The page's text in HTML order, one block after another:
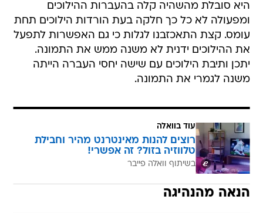
היא סובלת מהשהיה קלה בהעברות ההילוכים
ומפעולה לא כל כך חלקה בעת הורדות הילוכים תחת
עומס. קצת התאכזבנו לגלות כי גם האפשרות לתפעל
את ההילוכים ידנית לא משנה ממש את התמונה.
יתכן ותיבת הילוכים עם שישה יחסי העברה הייתה
משנה לגמרי את התמונה.
עוד בוואלה
רוצים להנות מאינטרנט מהיר וחבילת
טלווזיה בזול? זה אפשרי!
בשיתוף וואלה פייבר
הנאה מהנהיגה